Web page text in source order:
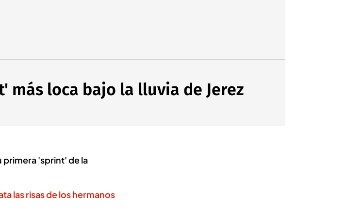
más loca bajo la lluvia de Jerez
primera 'sprint' de la
las risas de los hermanos